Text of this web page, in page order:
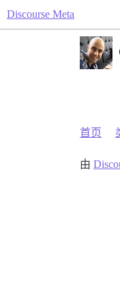
Discourse Meta
首页
由